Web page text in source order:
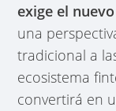
exige el
una
tradicional a
ecosistema
convertirá en